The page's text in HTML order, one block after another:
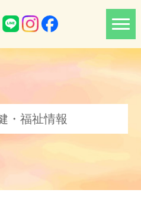
・福祉情報